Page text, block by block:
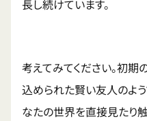
長し続けています。
考えてみてください。初期
込められた賢い友人のよ
なたの世界を直接見たり